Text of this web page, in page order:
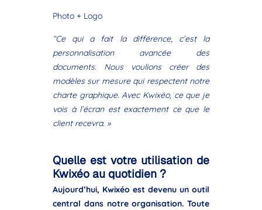
Photo + Logo
“Ce qui a fait la différence, c’est la
personnalisation avancée des
documents. Nous voulions créer des
modèles sur mesure qui respectent notre
charte graphique. Avec Kwixéo, ce que je
vois à l’écran est exactement ce que le
client recevra. »
Quelle est votre utilisation de
Kwixéo au quotidien ?
Aujourd’hui, Kwixéo est devenu un outil
central dans notre organisation. Toute